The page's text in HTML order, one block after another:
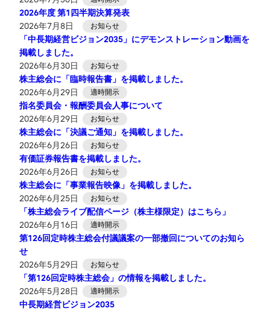
2026年度 第1四半期決算発表
2026年7月8日
お知らせ
「中長期経営ビジョン2035」にデモンストレーション動画を
掲載しました。
2026年6月30日
お知らせ
株主総会に「臨時報告書」を掲載しました。
2026年6月29日
適時開示
指名委員会・報酬委員会人事について
2026年6月29日
お知らせ
株主総会に「決議ご通知」を掲載しました。
2026年6月26日
お知らせ
有価証券報告書を掲載しました。
2026年6月26日
お知らせ
株主総会に「事業報告映像」を掲載しました。
2026年6月25日
お知らせ
「株主総会ライブ配信ページ（株主様限定）はこちら」
2026年6月16日
適時開示
第126回定時株主総会付議議案の一部撤回についてのお知ら
せ
2026年5月29日
お知らせ
「第126回定時株主総会」の情報を掲載しました。
2026年5月28日
適時開示
中長期経営ビジョン2035